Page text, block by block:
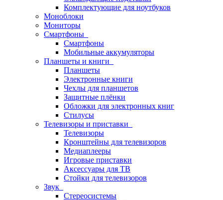
Комплектующие для ноутбуков
Моноблоки
Мониторы
Смартфоны
Смартфоны
Мобильные аккумуляторы
Планшеты и книги
Планшеты
Электронные книги
Чехлы для планшетов
Защитные плёнки
Обложки для электронных книг
Стилусы
Телевизоры и приставки
Телевизоры
Кронштейны для телевизоров
Медиаплееры
Игровые приставки
Аксессуары для ТВ
Стойки для телевизоров
Звук
Стереосистемы